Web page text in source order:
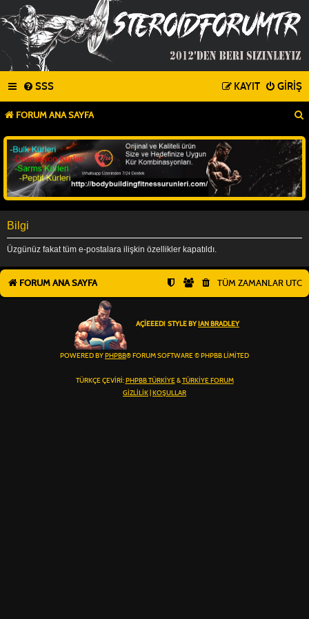
SSS GIRIŞ
KAYIT
FORUM ANA SAYFA
Bilgi
Üzgünüz fakat tüm e-postalara ilişkin özellikler kapatıldı.
FORUM ANA SAYFA TÜM ZAMANLAR UTC
AÇIEEED! STYLE BY IAN BRADLEY
POWERED BY PHPBB® FORUM SOFTWARE © PHPBB LIMITED
TÜRKÇE ÇEVIRI: PHPBB TÜRKIYE& TÜRKIYE FORUM
GIZLILIK
KOŞULLAR